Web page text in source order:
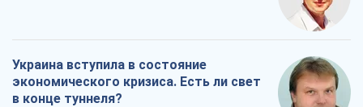
Украина вступила в состояние
экономического кризиса. Есть ли свет
в конце туннеля?